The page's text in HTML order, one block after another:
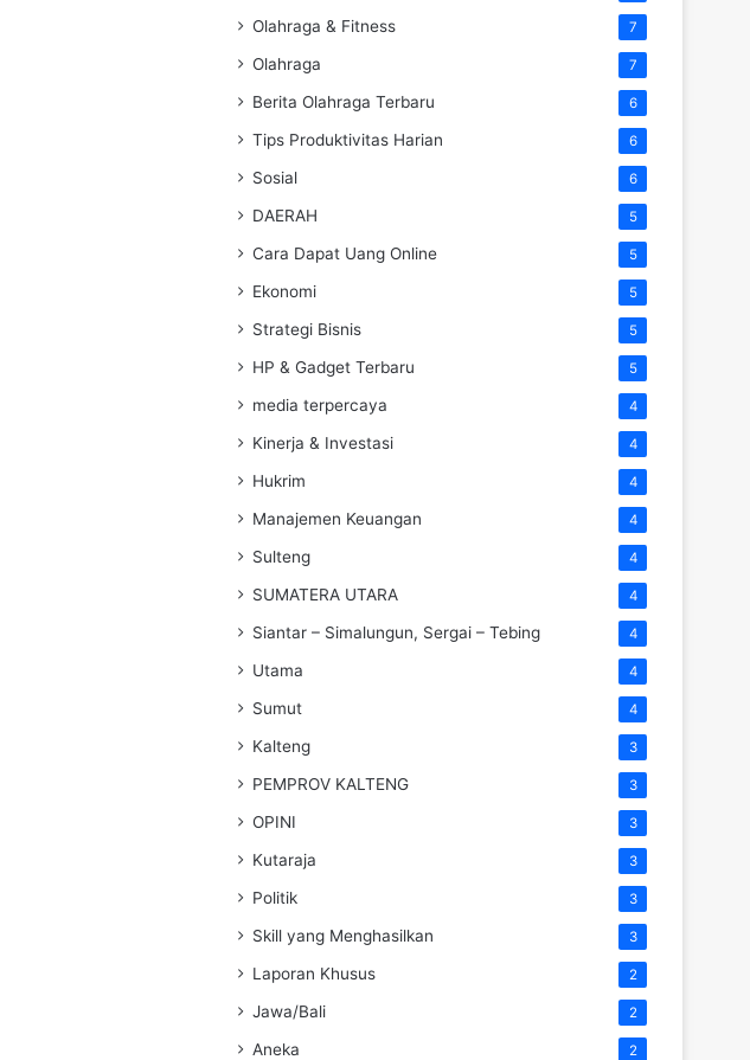
Olahraga & Fitness 7
Olahraga 7
Berita Olahraga Terbaru 6
Tips Produktivitas Harian 6
Sosial 6
DAERAH 5
Cara Dapat Uang Online 5
Ekonomi 5
Strategi Bisnis 5
HP & Gadget Terbaru 5
media terpercaya 4
Kinerja & Investasi 4
Hukrim 4
Manajemen Keuangan 4
Sulteng 4
SUMATERA UTARA 4
Siantar – Simalungun, Sergai – Tebing 4
Utama 4
Sumut 4
Kalteng 3
PEMPROV KALTENG 3
OPINI 3
Kutaraja 3
Politik 3
Skill yang Menghasilkan 3
Laporan Khusus 2
Jawa/Bali 2
Aneka 2